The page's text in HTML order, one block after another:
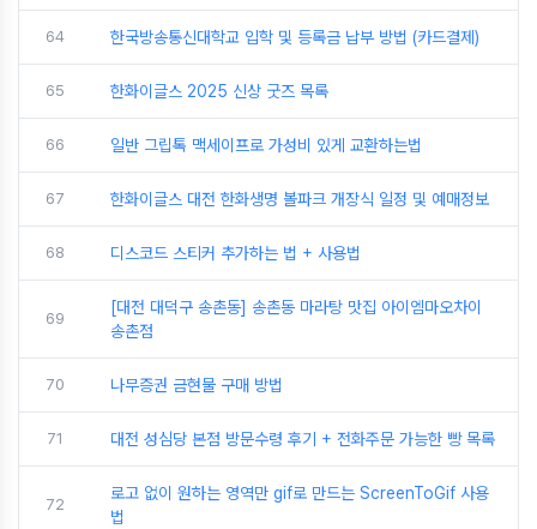
64 한국방송통신대학교 입학 및 등록금 납부 방법 (카드결제)
65 한화이글스 2025 신상 굿즈 목록
66 일반 그립톡 맥세이프로 가성비 있게 교환하는법
67 한화이글스 대전 한화생명 볼파크 개장식 일정 및 예매정보
68 디스코드 스티커 추가하는 법 + 사용법
69
[대전 대덕구 송촌동] 송촌동 마라탕 맛집 아이엠마오차이
송촌점
70 나무증권 금현물 구매 방법
71 대전 성심당 본점 방문수령 후기 + 전화주문 가능한 빵 목록
72
로고 없이 원하는 영역만 gif로 만드는 ScreenToGif 사용
법